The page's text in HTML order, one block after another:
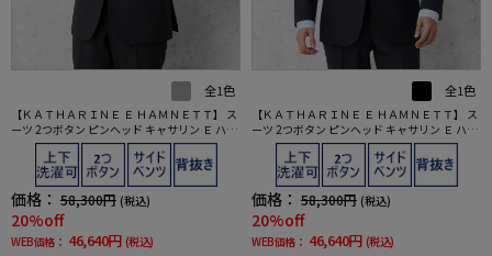
全1色
【ＫＡＴＨＡＲＩＮＥ Ｅ ＨＡＭＮＥＴＴ】 ス
ーツ 2つボタン ピンヘッド キャサリン Ｅ ハム
ネット 上下ウォッシャブル ノータック 通年
価格： 58,300円 (税込)
20%off
WEB価格： 46,640円 (税込)
全1色
【ＫＡＴＨＡＲＩＮＥ Ｅ ＨＡＭＮＥＴＴ】 ス
ーツ 2つボタン ピンヘッド キャサリン Ｅ ハム
ネット 上下ウォッシャブル ノータック 通年
価格： 58,300円 (税込)
20%off
WEB価格： 46,640円 (税込)